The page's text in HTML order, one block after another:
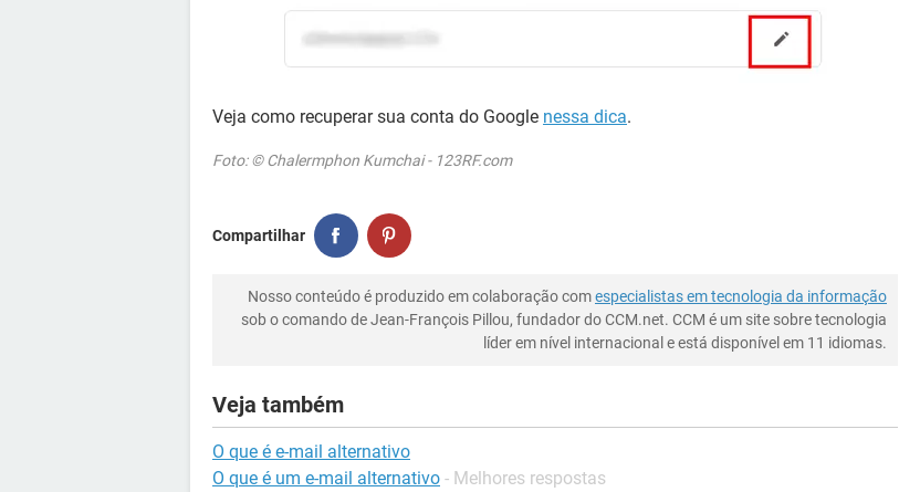
Veja como recuperar sua conta do Google nessa dica.
Foto: © Chalermphon Kumchai - 123RF.com
Compartilhar
Nosso conteúdo é produzido em colaboração comespecialistas em tecnologia da informação
sob o comando de Jean-François Pillou, fundador do CCM.net. CCM é um site sobre tecnologia
líder em nível internacional e está disponível em 11 idiomas.
Veja também
O que é e-mail alternativo
O que é um e-mail alternativo - Melhores respostas